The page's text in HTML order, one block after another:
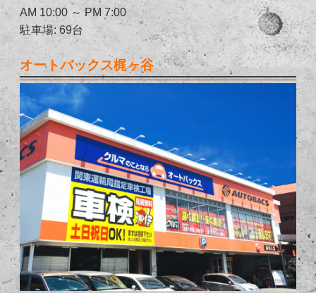
AM 10:00 ～ PM 7:00
駐車場: 69台
オートバックス梶ヶ谷